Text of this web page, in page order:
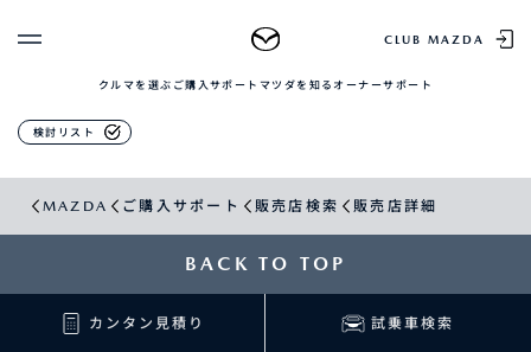
CLUB MAZDA
クルマを選ぶ ご購入サポート マツダを知る オーナーサポート
検討リスト
クルマ購入ガイド
新規会員登録
QRコード
登録情報の変更
お知らせ配信の登録・解除
ログアウト
販売店検索
MAZDA ご購入サポート 販売店検索 販売店詳細
BACK TO TOP
カンタン見積り 試乗車検索